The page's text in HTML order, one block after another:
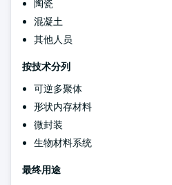
陶瓷
混凝土
其他人员
按技术分列
可逆多聚体
形状内存材料
微封装
生物材料系统
最终用途